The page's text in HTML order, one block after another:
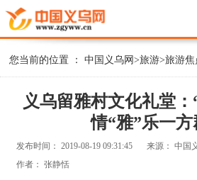
您当前的位置 ：中国义乌网>旅游>旅游焦
义乌留雅村文化礼堂
情“雅”乐一
发布时间：2019-08-19 09:31:45 来源：中国
作者：张静恬